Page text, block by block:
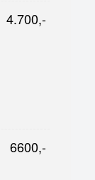
4.700,-
6600,-